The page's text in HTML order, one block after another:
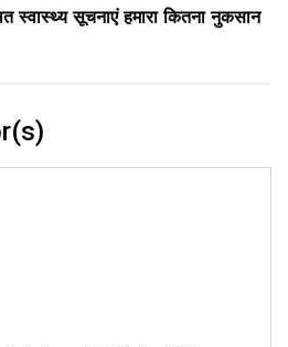
स्वास्थ्य सूचनाएं हमारा कितना नुकसान